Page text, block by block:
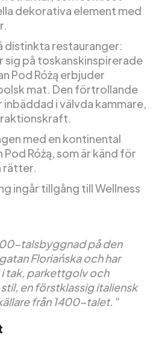
dekorativa element med
distinkta restauranger:
sig på toskanskinspirerade
Pod Różą erbjuder
mat. Den förtrollande
i välvda kammare,
med en kontinental
Różą, som är känd för
rätter.
ingår tillgång till Wellness
talsbyggnad på den
Floriańska och har
tak, parkettgolv och
en förstklassig italiensk
från 1400-talet.”